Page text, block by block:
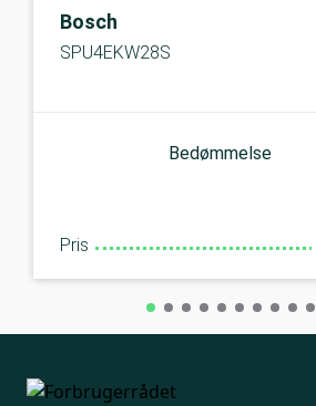
Bosch
SPU4EKW28S
Bedømmelse
Pris